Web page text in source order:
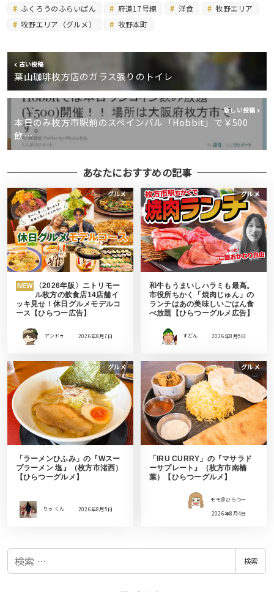
ふくろうのふらいぱん 府道17号線 洋食
牧野エリア
牧野エリア（グルメ）
牧野本町
古い投稿
葉山珈琲枚方店のガラス張りのトイレ
新しい投稿
本日のみ枚方市駅前のスペインバル「Hobbit」で￥500
飲…
あなたにおすすめの記事
グルメ
NEW
〈2026年版〉ニトリモー
ル枚方の飲食店14店舗イ
ッキ見せ！休日グルメモデルコ
ース【ひらつー広告】
アンドゥ 2026年8月7日
グルメ
和牛もうまいしハラミも最高。
市役所ちかく「焼肉じゅん」の
ランチはあの美味しいごはん食
べ放題【ひらつーグルメ広告】
すどん 2026年8月5日
グルメ
「ラーメンひふみ」の『Wスー
プラーメン 塩』（枚方市渚西）
【ひらつーグルメ】
りっ くん 2026年8月5日
グルメ
「IRU CURRY」の『マサラド
ーサプレート』（枚方市南楠
葉）【ひらつーグルメ】
モモ＠ひらつー
2026年8月4日
検
検索